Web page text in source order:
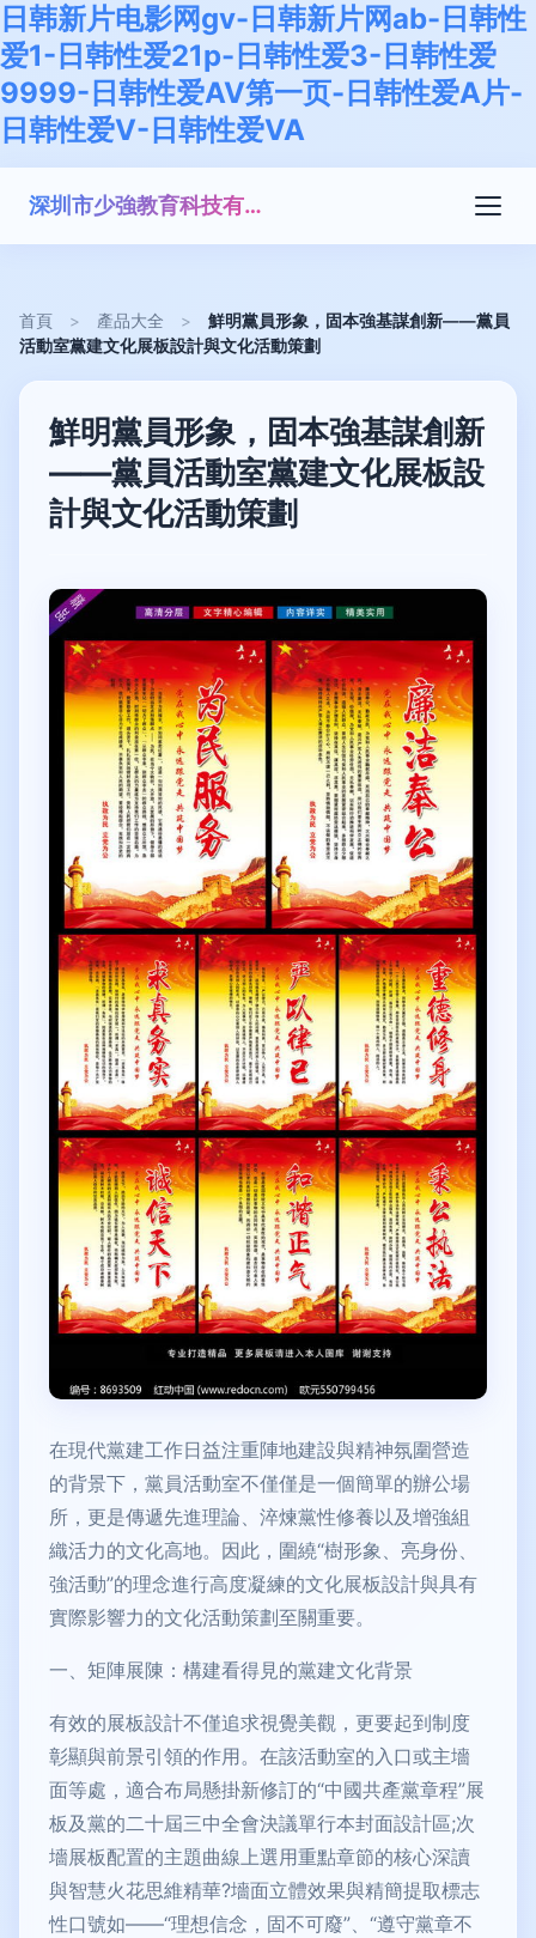
日韩新片电影网gv-日韩新片网ab-日韩性
爱1-日韩性爱21p-日韩性爱3-日韩性爱
9999-日韩性爱AV第一页-日韩性爱A片-
日韩性爱V-日韩性爱VA
深圳市少強教育科技有限公司
首頁 > 產品大全 >
鮮明黨員形象，固本強基謀創新——黨員
活動室黨建文化展板設計與文化活動策劃
鮮明黨員形象，固本強基謀創新
——黨員活動室黨建文化展板設
計與文化活動策劃
在現代黨建工作日益注重陣地建設與精神氛圍營造
的背景下，黨員活動室不僅僅是一個簡單的辦公場
所，更是傳遞先進理論、淬煉黨性修養以及增強組
織活力的文化高地。因此，圍繞“樹形象、亮身份、
強活動”的理念進行高度凝練的文化展板設計與具有
實際影響力的文化活動策劃至關重要。
一、矩陣展陳：構建看得見的黨建文化背景
有效的展板設計不僅追求視覺美觀，更要起到制度
彰顯與前景引領的作用。在該活動室的入口或主墻
面等處，適合布局懸掛新修訂的“中國共產黨章程”展
板及黨的二十屆三中全會決議單行本封面設計區;次
墻展板配置的主題曲線上選用重點章節的核心深讀
與智慧火花思維精華?墻面立體效果與精簡提取標志
性口號如——“理想信念，固不可廢”、“遵守黨章不